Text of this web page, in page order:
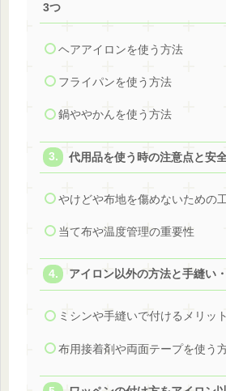
3つ
ヘアアイロンを使う方法
フライパンを使う方法
鍋ややかんを使う方法
代用品を使う時の注意点と安
やけどや布地を傷めないための
当て布や温度管理の重要性
アイロン以外の方法と手縫い
ミシンや手縫いで付けるメリッ
布用接着剤や両面テープを使う